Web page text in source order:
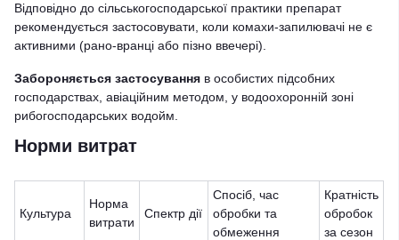
Відповідно до сільськогосподарської практики препарат
рекомендується застосовувати, коли комахи-запилювачі не є
активними (рано-вранці або пізно ввечері).
Забороняється застосування в особистих підсобних
господарствах, авіаційним методом, у водоохоронній зоні
рибогосподарських водойм.
Норми витрат
Культура
Норма
витрати
Спектр дії
Спосіб, час
обробки та
обмеження
Кратність
обробок
за сезон